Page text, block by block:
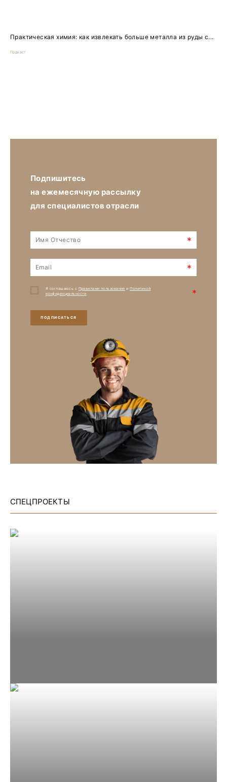
Практическая химия: как извлекать больше металла из руды с...
Подкаст
Подпишитесь
на ежемесячную рассылку
для специалистов отрасли
*
*
Я соглашаюсь с Правилами пользования иПолитикой
конфиденциальности
*
ПОДПИСАТЬСЯ
СПЕЦПРОЕКТЫ